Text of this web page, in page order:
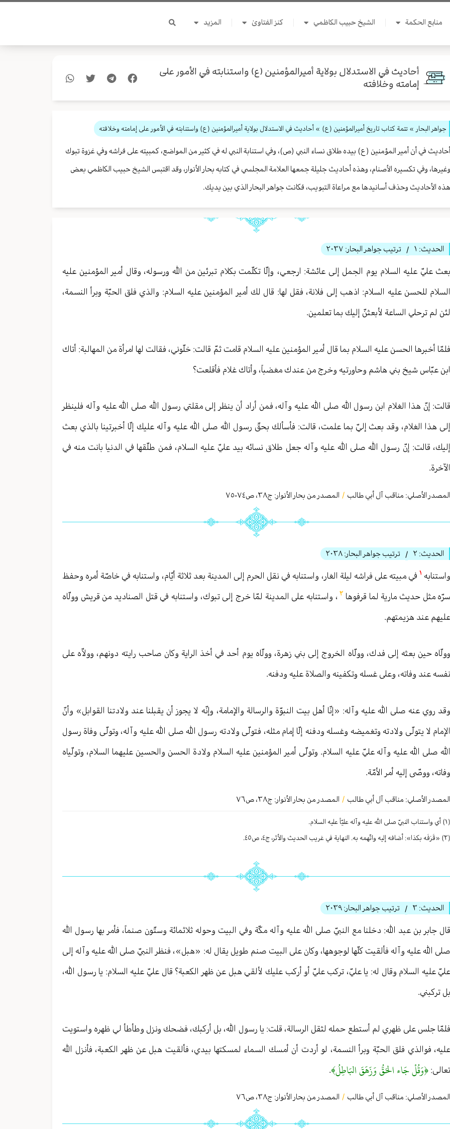
منابع الحكمة الشيخ حبيب الكاظمي كنز الفتاوىٰ المزيد
أحاديث في الاستدلال بولاية أميرالمؤمنين (ع) واستنابته في الأمور على
إمامته وخلافته
جواهر البحار » تتمة كتاب تاريخ أميرالمؤمنين (ع) » أحاديث في الاستدلال بولاية أميرالمؤمنين (ع) واستنابته في الأمور على إمامته وخلافته
أحاديث في أن أمير المؤمنين (ع) بيده طلاق نساء النبي (ص)، وفي استنابة النبي له في كثير من المواضع، كمبيته على فراشه وفي غزوة تبوك
وغيرها، وفي تكسيره الأصنام، وهذه أحاديث جليلة جمعها العلامة المجلسي في كتابه بحار الأنوار، وقد اقتبس الشيخ حبيب الكاظمي بعض
هذه الأحاديث وحذف أسانيدها مع مراعاة التبويب، فكانت جواهر البحار الذي بين يديك.
الحديث: ١ / ترتيب جواهر البحار: ٢٠٣٧
بعث عليّ عليه السلام يوم الجمل إلى عائشة: ارجعي، وإلّا تكلّمت بكلام تبرئين من الله ورسوله، وقال أمير المؤمنين عليه
السلام للحسن عليه السلام: اذهب إلى فلانة، فقل لها: قال لك أمير المؤمنين عليه السلام: والذي فلق الحبّة وبرأ النسمة،
لئن لم ترحلي الساعة لأبعثنّ إليك بما تعلمين.
فلمّا أخبرها الحسن عليه السلام بما قال أمير المؤمنين عليه السلام قامت ثمّ قالت: خلّوني، فقالت لها امرأة من المهالبة: أتاك
ابن عبّاس شيخ بني هاشم وحاورتيه وخرج من عندك مغضباً، وأتاك غلام فأقلعت؟
قالت: إنّ هذا الغلام ابن رسول الله صلى الله عليه وآله، فمن أراد أن ينظر إلى مقلتي رسول الله صلى الله عليه وآله فلينظر
إلى هذا الغلام، وقد بعث إليّ بما علمت، قالت: فأسألك بحقّ رسول الله صلى الله عليه وآله عليك إلّا أخبرتينا بالذي بعث
إليك، قالت: إنّ رسول الله صلى الله عليه وآله جعل طلاق نسائه بيد عليّ عليه السلام، فمن طلّقها في الدنيا بانت منه في
الآخرة.
المصدر الأصلي: مناقب آل أبي طالب / المصدر من بحار الأنوار: ج٣٨، ص٧٤-٧٥
الحديث: ٢ / ترتيب جواهر البحار: ٢٠٣٨
واستنابه في مبيته على فراشه ليلة الغار، واستنابه في نقل الحرم إلى المدينة بعد ثلاثة أيّام، واستنابه في خاصّة أمره وحفظ
سرّه مثل حديث مارية لما قرفوها
، واستنابه على المدينة لمّا خرج إلى تبوك، واستنابه في قتل الصناديد من قريش وولّاه
عليهم عند هزيمتهم.
وولّاه حين بعثه إلى فدك، وولّاه الخروج إلى بني زهرة، وولّاه يوم أحد في أخذ الراية وكان صاحب رايته دونهم، وولاّه على
نفسه عند وفاته، وعلى غسله وتكفينه والصلاة عليه ودفنه.
وقد روي عنه صلى الله عليه وآله: «إنّا أهل بيت النبوّة والرسالة والإمامة، وإنّه لا يجوز أن يقبلنا عند ولادتنا القوابل» وأنّ
الإمام لا يتولّى ولادته وتغميضه وغسله ودفنه إلّا إمام مثله، فتولّى ولادته رسول الله صلى الله عليه وآله، وتولّى وفاة رسول
الله صلى الله عليه وآله عليّ عليه السلام. وتولّى أمير المؤمنين عليه السلام ولادة الحسن والحسين عليهما السلام، وتولّياه
وفاته، ووصّى إليه أمر الأمّة.
المصدر الأصلي: مناقب آل أبي طالب / المصدر من بحار الأنوار: ج٣٨، ص٧٦
(١) أي واستناب النبيّ صلى الله عليه وآله علیّاً عليه السلام.
(٢) «قَرَفَه بكذا»: أضافه إليه واتّهمه به. النهاية في غريب الحديث والأثر، ج٤، ص٤٥.
الحديث: ٣ / ترتيب جواهر البحار: ٢٠٣٩
قال جابر بن عبد الله: دخلنا مع النبيّ صلى الله عليه وآله مكّة وفي البيت وحوله ثلاثمائة وستّون صنماً، فأمر بها رسول الله
صلى الله عليه وآله فألقيت كلّها لوجوهها، وكان على البيت صنم طويل يقال له: «هبل»، فنظر النبيّ صلى الله عليه وآله إلى
عليّ عليه السلام وقال له: يا عليّ، تركب عليّ أو أركب عليك لألقي هبل عن ظهر الكعبة؟ قال عليّ عليه السلام: يا رسول الله،
بل تركبني.
فلمّا جلس على ظهري لم أستطع حمله لثقل الرسالة، قلت: يا رسول الله، بل أركبك، فضحك ونزل وطأطأ لي ظهره واستويت
عليه، فوالذي فلق الحبّة وبرأ النسمة، لو أردت أن أمسك السماء لمسكتها بيدي، فألقيت هبل عن ظهر الكعبة، فأنزل الله
تعالی: ﴿وَقُلْ جَاء الحَقُّ وَزَهَقَ البَاطِلُ﴾.
المصدر الأصلي: مناقب آل أبي طالب / المصدر من بحار الأنوار: ج٣٨، ص٧٦